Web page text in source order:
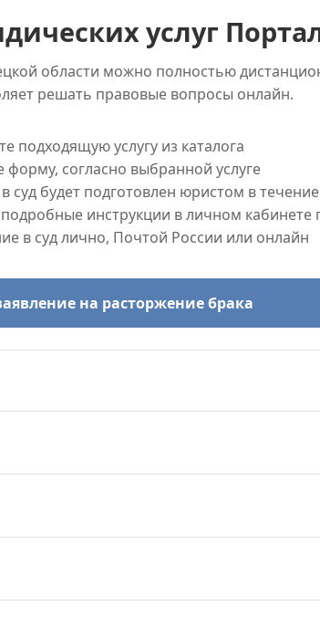
услуг
области можно полностью
решать правовые вопросы онлайн.
подходящую услугу из каталога
форму, согласно выбранной услуге
суд будет подготовлен юристом в
инструкции в личном кабинете
в суд лично, Почтой России или онлайн
на расторжение брака